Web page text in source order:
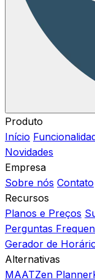
Produto
Início
Novidades
Empresa
Sobre nós Contato
Recursos
Planos e Preços
Perguntas
Gerador de
Alternativas
MAATZen Planner